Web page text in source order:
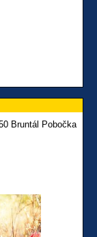
Bruntál Pobočka